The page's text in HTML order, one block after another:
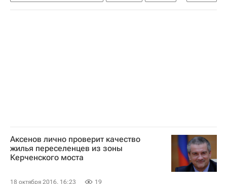
Усадьба
Городская среда Россия
Аксенов лично проверит качество
жилья переселенцев из зоны
Керченского моста
18 октября 2016, 16:23 19